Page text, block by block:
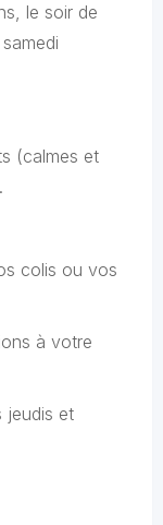
le soir de
(calmes et
colis ou vos
à votre
jeudis et